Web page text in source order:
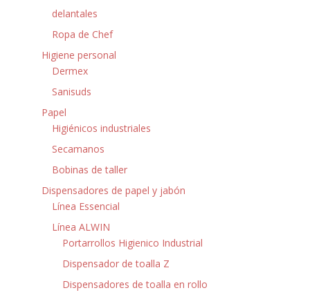
delantales
Ropa de Chef
Higiene personal
Dermex
Sanisuds
Papel
Higiénicos industriales
Secamanos
Bobinas de taller
Dispensadores de papel y jabón
Línea Essencial
Línea ALWIN
Portarrollos Higienico Industrial
Dispensador de toalla Z
Dispensadores de toalla en rollo